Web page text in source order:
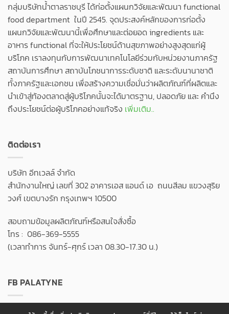
กลุ่มบริษัทน้ำตาลราชบุรี ได้ก่อตั้งแผนกวิจัยและพัฒนา functional
food department ในปี 2545. จุดประสงค์หลักของการก่อตั้ง
แผนกวิจัยและพัฒนานี้เพื่อศึกษาและต่อยอด ingredients และ
อาหาร functional ที่จะให้ประโยชน์ด้านสุขภาพอย่างสูงสุดแก่ผู้
บริโภค เราลงทุนกับการพัฒนาเทคโนโลยีร่วมกับหน่วยงานภาครัฐ
สถาบันการศึกษา สถาบันโภชนาการระดับชาติ และระดับนานาชาติ
ทั้งภาครัฐและเอกชน เพื่อสร้างความเชื่อมั่นว่าผลิตภัณฑ์ที่ผลิตและ
นำเข้าสู่ท้องตลาดสู่ผู้บริโภคนั้นจะได้มาตรฐาน, ปลอดภัย และ คำนึง
ถึงประโยชน์ต่อผู้บริโภคอย่างแท้จริง เพิ่มเติม..
ติดต่อเรา
บริษัท อีทเวลล์ จำกัด
สำนักงานใหญ่ เลขที่ 302 อาคารเอส แอนด์ เอ ถนนสีลม แขวงสุริย
วงศ์ เขตบางรัก กรุงเทพฯ 10500
สอบถามข้อมูลผลิตภัณฑ์หรือสนใจสั่งซื้อ
โทร : 086-369-5555
(เวลาทำการ จันทร์-ศุกร์ เวลา 08.30-17.30 น.)
FB PALATYNE